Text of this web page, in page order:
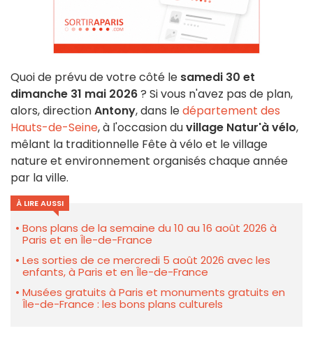
Quoi de prévu de votre côté le samedi 30 et
dimanche 31 mai 2026? Si vous n'avez pas de plan,
alors, directionAntony, dans ledépartement des
Hauts-de-Seine, à l'occasion duvillage Natur'à vélo,
mêlant la traditionnelle Fête à vélo et le village
nature et environnement organisés chaque année
par la ville.
À LIRE AUSSI
Bons plans de la semaine du 10 au 16 août 2026 à
Paris et en Île-de-France
Les sorties de ce mercredi 5 août 2026 avec les
enfants, à Paris et en Île-de-France
Musées gratuits à Paris et monuments gratuits en
Île-de-France : les bons plans culturels